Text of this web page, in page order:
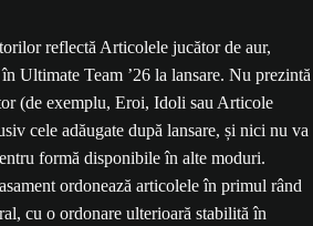
reflectă Articolele jucător de aur,
Ultimate Team ’26 la lansare. Nu prezintă
(de exemplu, Eroi, Idoli sau Articole
cele adăugate după lansare, și nici nu va
formă disponibile în alte moduri.
ordonează articolele în primul rând
cu o ordonare ulterioară stabilită în